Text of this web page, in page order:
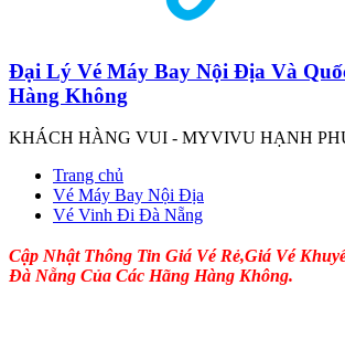
Đại Lý Vé Máy Bay Nội Địa Và
Hàng Không
KHÁCH HÀNG VUI - MYVIVU HẠNH
Trang chủ
Vé Máy Bay Nội Địa
Vé Vinh Đi Đà Nẵng
Cập Nhật Thông Tin Giá Vé Rẻ,Giá Vé
Đà Nẵng Của Các Hãng Hàng Không.